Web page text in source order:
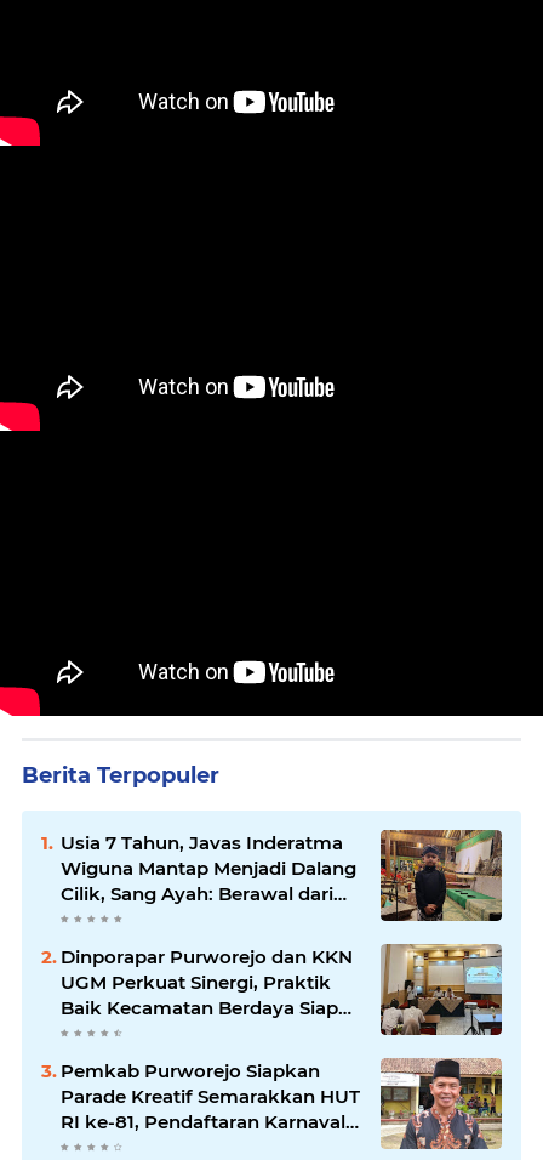
Berita Terpopuler
Usia 7 Tahun, Javas Inderatma
Wiguna Mantap Menjadi Dalang
Cilik, Sang Ayah: Berawal dari
Menonton Wayang di YouTube
Dinporapar Purworejo dan KKN
UGM Perkuat Sinergi, Praktik
Baik Kecamatan Berdaya Siap
Direplikasi
Pemkab Purworejo Siapkan
Parade Kreatif Semarakkan HUT
RI ke-81, Pendaftaran Karnaval
Resmi Dibuka